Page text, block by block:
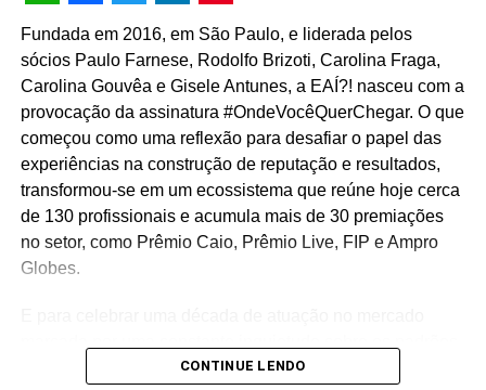
WhatsApp
Facebook
Twitter
LinkedIn
Pinterest
Fundada em 2016, em São Paulo, e liderada pelos
sócios Paulo Farnese, Rodolfo Brizoti, Carolina Fraga,
Carolina Gouvêa e Gisele Antunes, a EAÍ?! nasceu com a
provocação da assinatura #OndeVocêQuerChegar. O que
começou como uma reflexão para desafiar o papel das
experiências na construção de reputação e resultados,
transformou-se em um ecossistema que reúne hoje cerca
de 130 profissionais e acumula mais de 30 premiações
no setor, como Prêmio Caio, Prêmio Live, FIP e Ampro
Globes.
do live marketing e da comunicação corporativa, a
CONTINUE LENDO